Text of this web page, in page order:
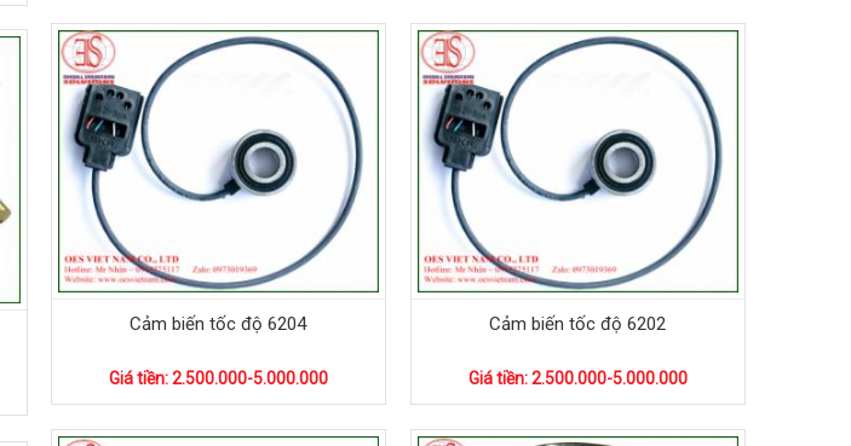
Cảm biến tốc độ 6204
Giá tiền: 2.500.000-5.000.000
Cảm biến tốc độ 6202
Giá tiền: 2.500.000-5.000.000